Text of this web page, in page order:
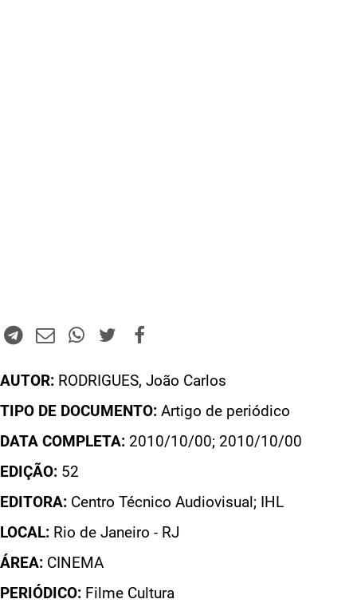
AUTOR: RODRIGUES, João Carlos
TIPO DE DOCUMENTO: Artigo de periódico
DATA COMPLETA: 2010/10/00; 2010/10/00
EDIÇÃO: 52
EDITORA: Centro Técnico Audiovisual; IHL
LOCAL: Rio de Janeiro - RJ
ÁREA: CINEMA
PERIÓDICO: Filme Cultura